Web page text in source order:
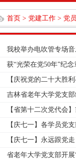
首页 > 党建工作 > 党
我校举办电吹管专场音
获“光荣在党50年”纪
【庆祝党的二十大胜
吉林省老年大学党支
【省第十二次党代会
【庆七一】各学员党
【庆七一】永远跟党走
省老年大学党支部开